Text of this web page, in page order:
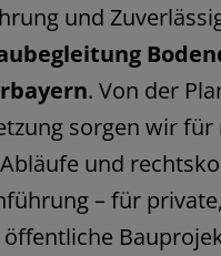
und
. Von der
sorgen wir für
Abläufe und
– für